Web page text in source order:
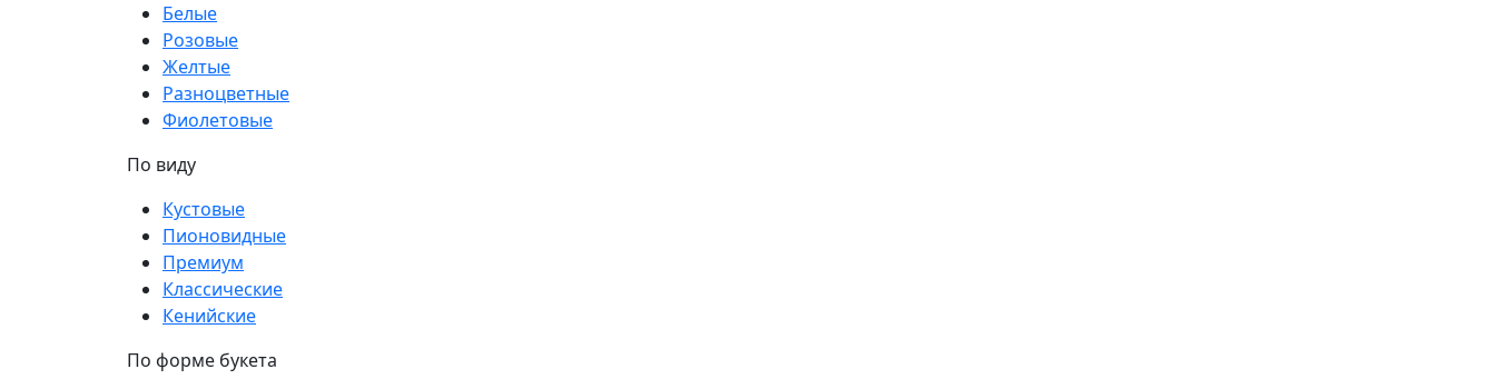
Белые
Розовые
Желтые
Разноцветные
Фиолетовые
По виду
Кустовые
Пионовидные
Премиум
Классические
Кенийские
По форме букета